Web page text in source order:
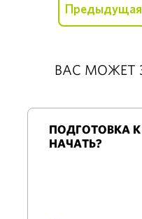
Предыдущая
ВАС МОЖЕТ
ПОДГОТОВКА
НАЧАТЬ?